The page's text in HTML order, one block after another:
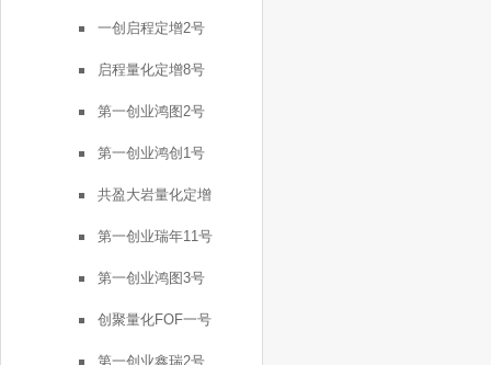
一创启程定增2号
启程量化定增8号
第一创业鸿图2号
第一创业鸿创1号
共盈大岩量化定增
第一创业瑞年11号
第一创业鸿图3号
创聚量化FOF一号
第一创业鑫瑞2号